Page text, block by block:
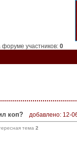
форуме участников: 0
коп? добавлено: 12-
тема 2